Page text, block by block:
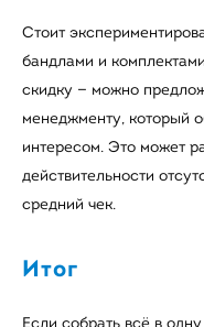
Стоит
бандлами и
скидку — можно
менеджменту, который
интересом. Это может
действительности
средний чек.
Итог